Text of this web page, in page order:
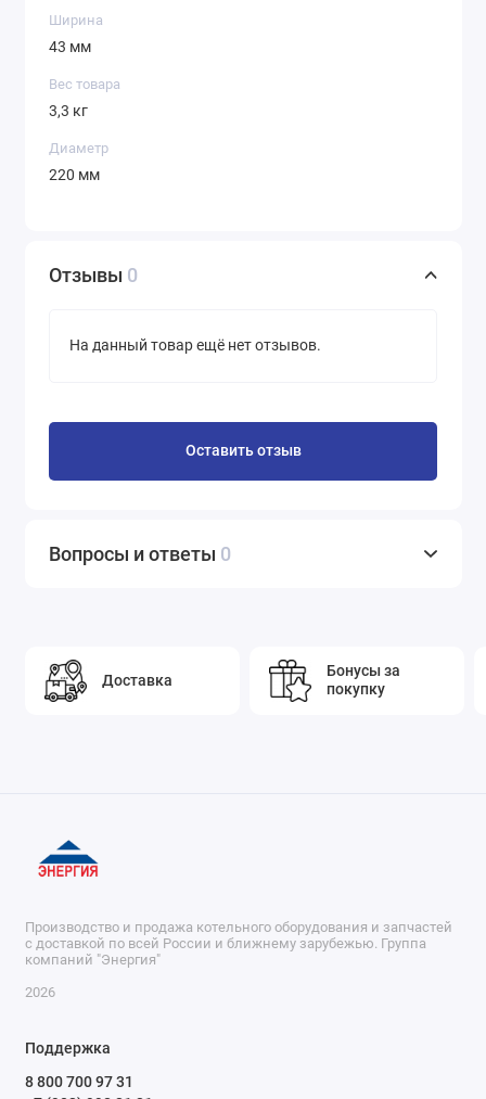
Ширина
43 мм
Вес товара
3,3 кг
Диаметр
220 мм
Отзывы 0
На данный товар ещё нет отзывов.
Оставить отзыв
Вопросы и ответы 0
Доставка
Бонусы за
покупку
Производство и продажа котельного оборудования и запчастей
с доставкой по всей России и ближнему зарубежью. Группа
компаний "Энергия"
2026
Поддержка
8 800 700 97 31